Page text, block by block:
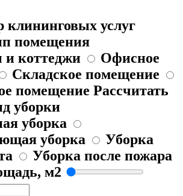
клининговых услуг
помещения
коттеджи
Офисное
Складское помещение
помещение Рассчитать
уборки
уборка
уборка
Уборка
Уборка после пожара
м2